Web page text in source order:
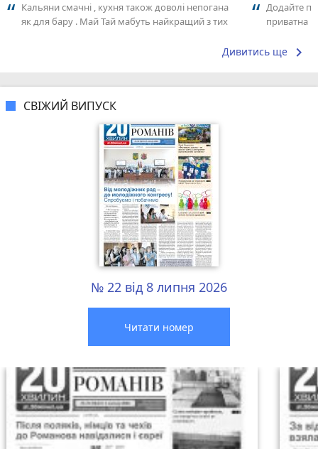
Кальяни смачні , кухня також доволі непогана
як для бару . Май Тай мабуть найкращий з тих
Додайте
приватна
Дивитись ще keyboard_arrow_right
СВІЖИЙ ВИПУСК
№ 22 від 8 липня 2026
Читати номер